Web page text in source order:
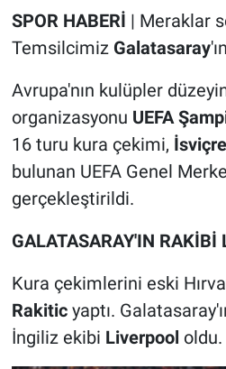
SPOR HABERİ | Meraklar
Temsilcimiz Galatasaray
Avrupa'nın kulüpler
organizasyonu UEFA
16 turu kura çekimi, İsviçre
bulunan UEFA Genel
gerçekleştirildi.
GALATASARAY'IN RAKİBİ
Kura çekimlerini eski
Rakiticyaptı.
İngiliz ekibi Liverpool oldu.